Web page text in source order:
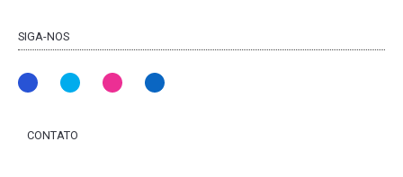
SIGA-NOS
CONTATO